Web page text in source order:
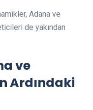
Adana ve
de yakından
ve
Ardındaki